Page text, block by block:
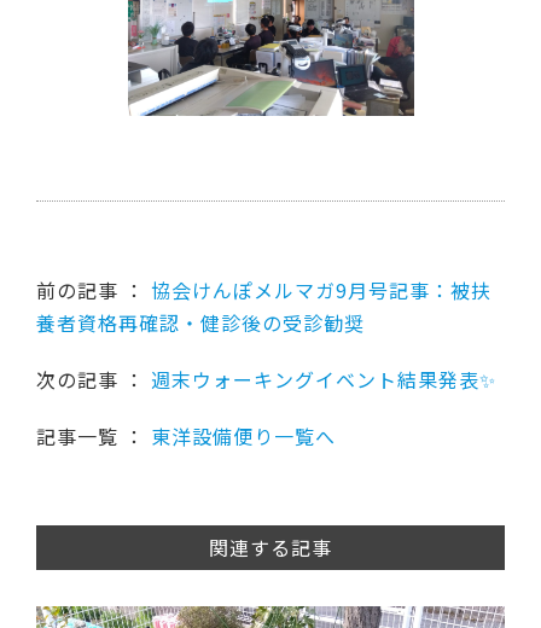
前の記事 ： 協会けんぽメルマガ9月号記事：被扶
養者資格再確認・健診後の受診勧奨
次の記事 ： 週末ウォーキングイベント結果発表✨
記事一覧 ： 東洋設備便り一覧へ
関連する記事